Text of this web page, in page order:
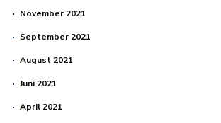
November 2021
September 2021
August 2021
Juni 2021
April 2021